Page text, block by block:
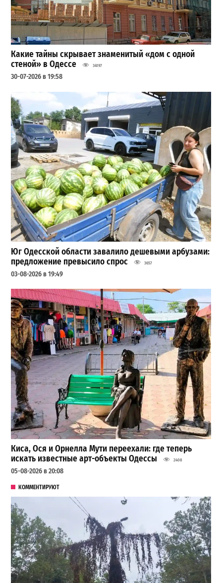
Какие тайны скрывает знаменитый «дом с одной
стеной» в Одессе
34197
30-07-2026 в 19:58
Юг Одесской области завалило дешевыми арбузами:
предложение превысило спрос
3657
03-08-2026 в 19:49
Киса, Ося и Орнелла Мути переехали: где теперь
искать известные арт-объекты Одессы
2408
05-08-2026 в 20:08
КОММЕНТИРУЮТ